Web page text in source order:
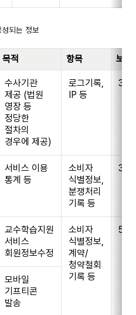
되는 정보
목적 항목 보유
수사기관
제공 (법원
영장 등
정당한
절차의
경우에 제공)
로그기록,
IP 등
3개
서비스 이용
통계 등
소비자
식별정보,
분쟁처리
기록 등
3년
교수학습지원
서비스
회원정보수정
소비자
식별정보,
계약/
청약철회
기록 등
5년
모바일
기프티콘
발송